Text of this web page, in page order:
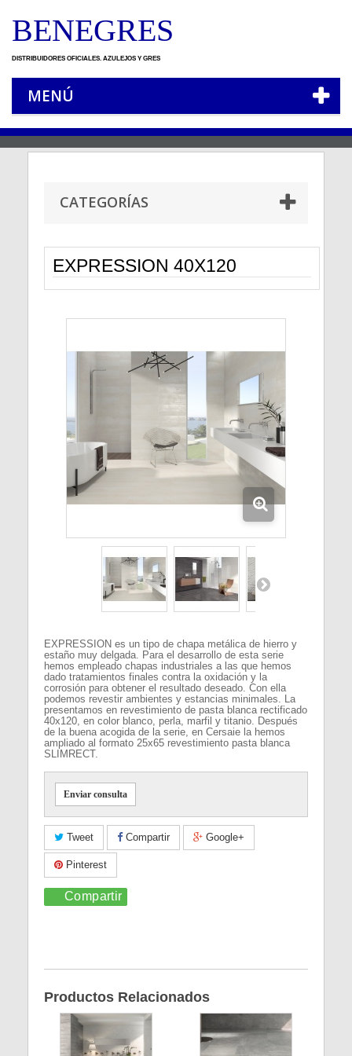
BENEGRES
DISTRIBUIDORES OFICIALES. AZULEJOS Y GRES
MENÚ
CATEGORÍAS
EXPRESSION 40X120
EXPRESSION es un tipo de chapa metálica de hierro y
estaño muy delgada. Para el desarrollo de esta serie
hemos empleado chapas industriales a las que hemos
dado tratamientos finales contra la oxidación y la
corrosión para obtener el resultado deseado. Con ella
podemos revestir ambientes y estancias minimales. La
presentamos en revestimiento de pasta blanca rectificado
40x120, en color blanco, perla, marfil y titanio. Después
de la buena acogida de la serie, en Cersaie la hemos
ampliado al formato 25x65 revestimiento pasta blanca
SLIMRECT.
Enviar consulta
Tweet Compartir Google+
Pinterest
Compartir
Productos Relacionados